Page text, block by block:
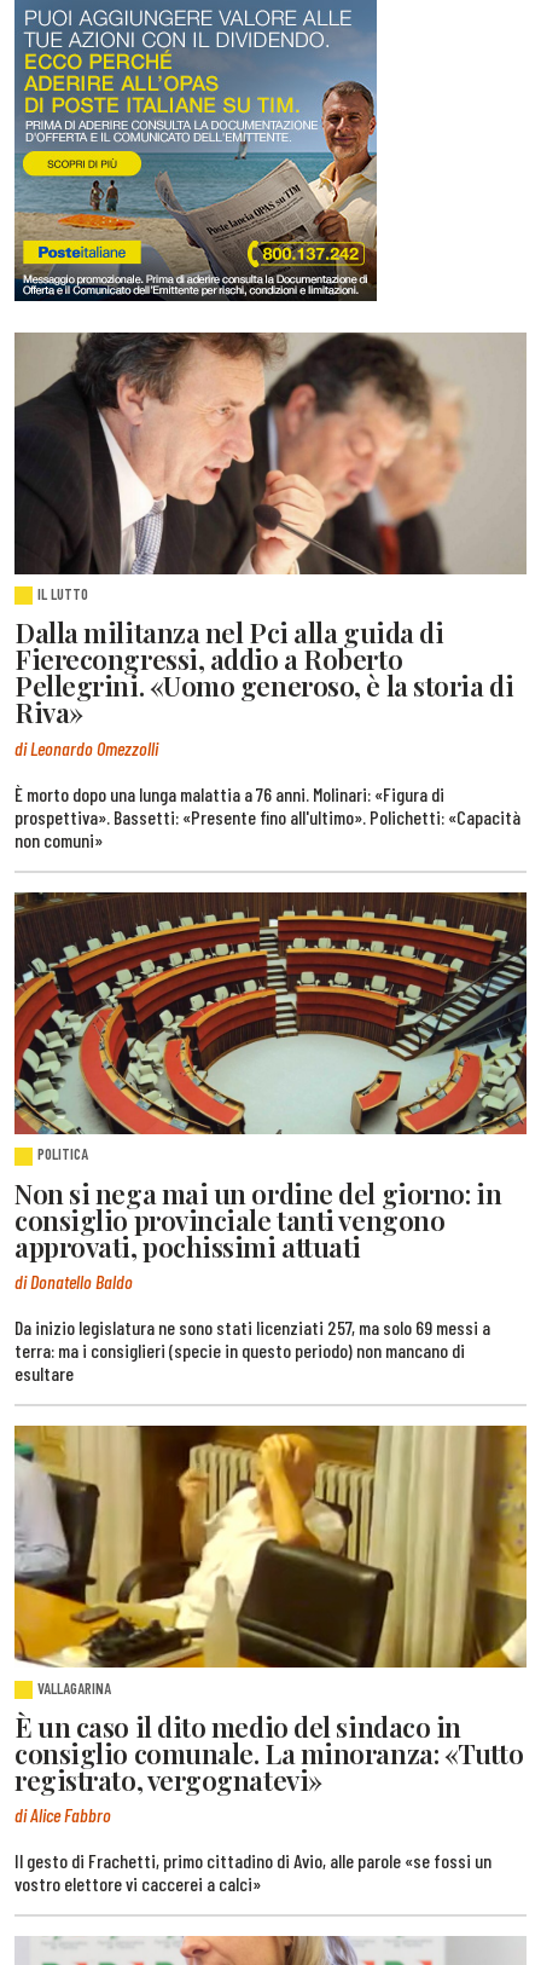
IL LUTTO
Dalla militanza nel Pci alla guida di
Fierecongressi, addio a Roberto
Pellegrini. «Uomo generoso, è la storia di
Riva»
di Leonardo Omezzolli
È morto dopo una lunga malattia a 76 anni. Molinari: «Figura di
prospettiva». Bassetti: «Presente fino all'ultimo». Polichetti: «Capacità
non comuni»
POLITICA
Non si nega mai un ordine del giorno: in
consiglio provinciale tanti vengono
approvati, pochissimi attuati
di Donatello Baldo
Da inizio legislatura ne sono stati licenziati 257, ma solo 69 messi a
terra: ma i consiglieri (specie in questo periodo) non mancano di
esultare
VALLAGARINA
È un caso il dito medio del sindaco in
consiglio comunale. La minoranza: «Tutto
registrato, vergognatevi»
di Alice Fabbro
Il gesto di Frachetti, primo cittadino di Avio, alle parole «se fossi un
vostro elettore vi caccerei a calci»